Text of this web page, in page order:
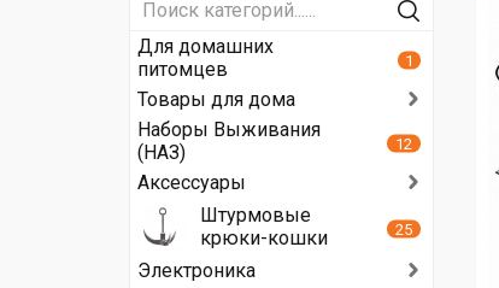
Для домашних
питомцев
1
Товары для дома
Наборы Выживания
(НАЗ)
12
Аксессуары
Штурмовые
крюки-кошки
25
Электроника